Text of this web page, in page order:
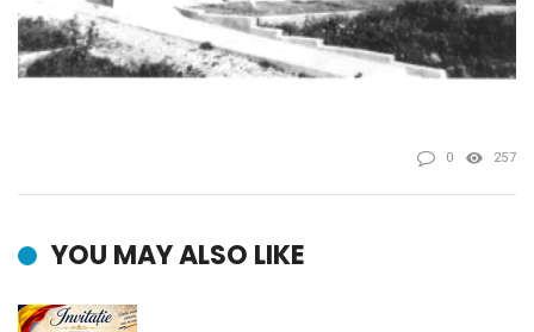
0 257
YOU MAY ALSO LIKE